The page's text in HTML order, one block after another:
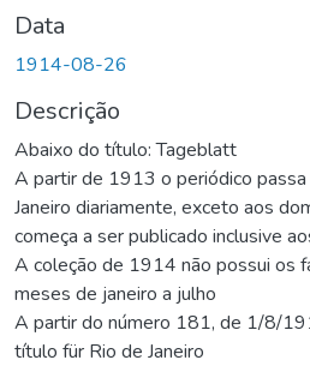
Data
1914-08-26
Descrição
Abaixo do título: Tageblatt
A partir de 1913 o periódico
Janeiro diariamente, exceto aos
começa a ser publicado inclusive
A coleção de 1914 não possui os
meses de janeiro a julho
A partir do número 181, de 1/8/
título für Rio de Janeiro